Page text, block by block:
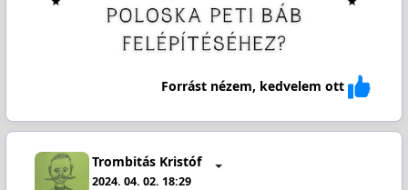
Forrást nézem, kedvelem ott
Trombitás Kristóf
2024. 04. 02. 18:29